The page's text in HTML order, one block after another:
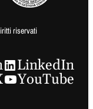
riservati
LinkedIn
YouTube